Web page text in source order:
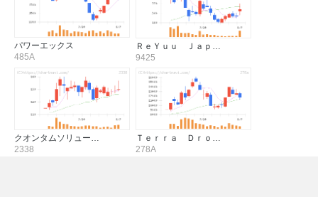
パワーエックス
485A
ＲｅＹｕｕ Ｊａｐ…
9425
クオンタムソリュー…
2338
Ｔｅｒｒａ Ｄｒｏ…
278A